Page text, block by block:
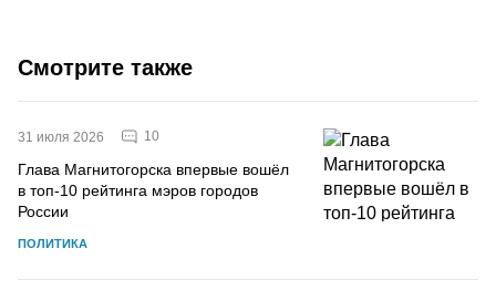
Смотрите также
31 июля 2026 10
Глава Магнитогорска впервые вошёл
в топ-10 рейтинга мэров городов
России
ПОЛИТИКА